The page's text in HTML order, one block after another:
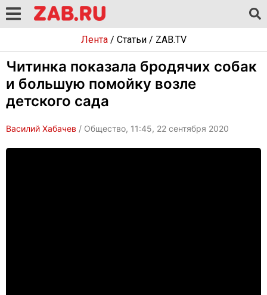
Лента/ Статьи/ ZAB.TV
Читинка показала бродячих собак
и большую помойку возле
детского сада
Василий Хабачев / Общество, 11:45, 22 сентября 2020